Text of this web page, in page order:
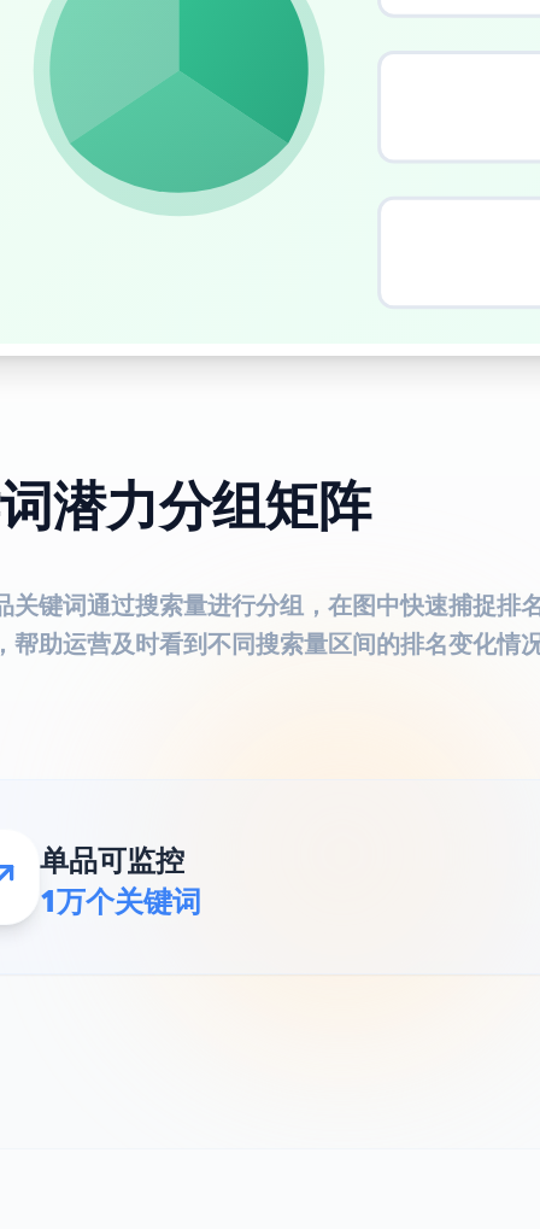
潜力分组矩阵
关键词通过搜索量进行分组，在图中快速捕捉排
帮助运营及时看到不同搜索量区间的排名变化情
单品可监控
1万个关键词